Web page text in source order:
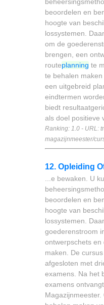
beoordelen en
hoogte van
lossystemen.
om de
brengen, een
routeplanning te
te behalen
een uitgebreid
eindtermen
biedt
als doel positieve
Ranking: 1.0 - URL:
magazijnmeester/
12. Opleiding
...e bewaken. U
beoordelen en
hoogte van
lossystemen.
goederenstroom
ontwerpschets en
maken. De
afgesloten met
examens. Na het
examens